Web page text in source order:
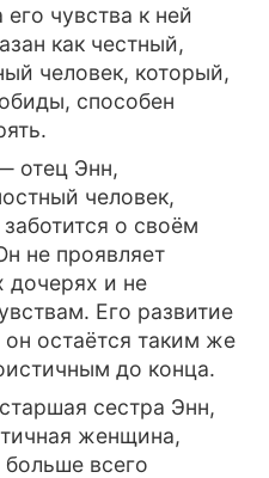
чувства к ней
как честный,
человек, который,
способен
отец Энн,
человек,
о своём
не проявляет
дочерях и не
Его развитие
остаётся таким же
до конца.
сестра Энн,
женщина,
больше всего